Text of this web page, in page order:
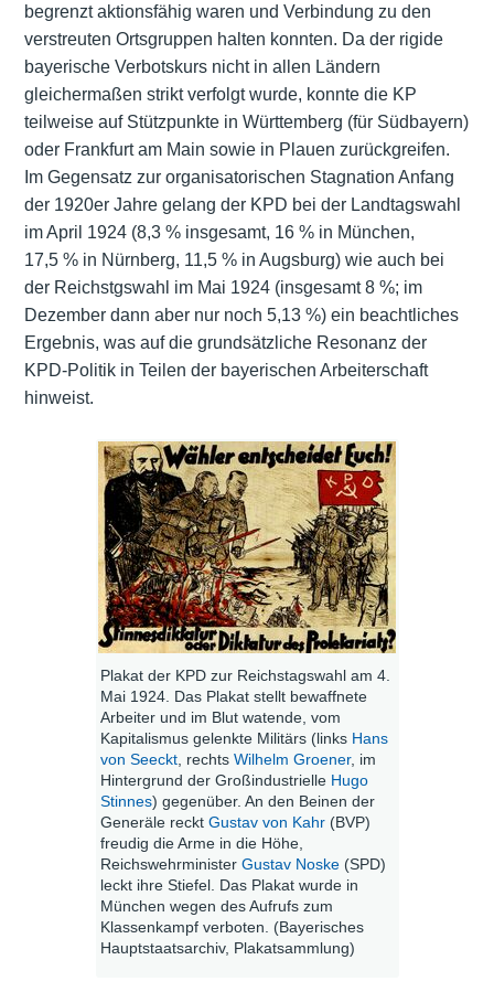
begrenzt aktionsfähig waren und Verbindung zu den
verstreuten Ortsgruppen halten konnten. Da der rigide
bayerische Verbotskurs nicht in allen Ländern
gleichermaßen strikt verfolgt wurde, konnte die KP
teilweise auf Stützpunkte in Württemberg (für Südbayern)
oder Frankfurt am Main sowie in Plauen zurückgreifen.
Im Gegensatz zur organisatorischen Stagnation Anfang
der 1920er Jahre gelang der KPD bei der Landtagswahl
im April 1924 (8,3 % insgesamt, 16 % in München,
17,5 % in Nürnberg, 11,5 % in Augsburg) wie auch bei
der Reichstgswahl im Mai 1924 (insgesamt 8 %; im
Dezember dann aber nur noch 5,13 %) ein beachtliches
Ergebnis, was auf die grundsätzliche Resonanz der
KPD-Politik in Teilen der bayerischen Arbeiterschaft
hinweist.
Plakat der KPD zur Reichstagswahl am 4.
Mai 1924. Das Plakat stellt bewaffnete
Arbeiter und im Blut watende, vom
Kapitalismus gelenkte Militärs (links Hans
von Seeckt, rechts Wilhelm Groener, im
Hintergrund der Großindustrielle Hugo
Stinnes) gegenüber. An den Beinen der
Generäle reckt Gustav von Kahr(BVP)
freudig die Arme in die Höhe,
Reichswehrminister Gustav Noske(SPD)
leckt ihre Stiefel. Das Plakat wurde in
München wegen des Aufrufs zum
Klassenkampf verboten. (Bayerisches
Hauptstaatsarchiv, Plakatsammlung)